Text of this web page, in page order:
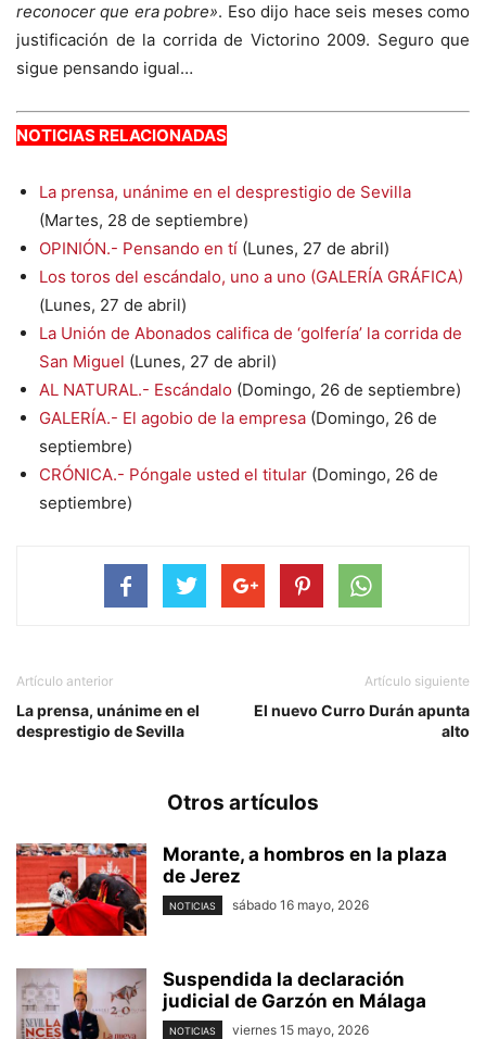
reconocer que era pobre». Eso dijo hace seis meses como
justificación de la corrida de Victorino 2009. Seguro que
sigue pensando igual…
NOTICIAS RELACIONADAS
La prensa, unánime en el desprestigio de Sevilla
(Martes, 28 de septiembre)
OPINIÓN.- Pensando en tí (Lunes, 27 de abril)
Los toros del escándalo, uno a uno (GALERÍA GRÁFICA)
(Lunes, 27 de abril)
La Unión de Abonados califica de ‘golfería’ la corrida de
San Miguel (Lunes, 27 de abril)
AL NATURAL.- Escándalo (Domingo, 26 de septiembre)
GALERÍA.- El agobio de la empresa (Domingo, 26 de
septiembre)
CRÓNICA.- Póngale usted el titular (Domingo, 26 de
septiembre)
Artículo anterior
La prensa, unánime en el
desprestigio de Sevilla
Artículo siguiente
El nuevo Curro Durán apunta
alto
Otros artículos
Morante, a hombros en la plaza
de Jerez
NOTICIAS sábado 16 mayo, 2026
Suspendida la declaración
judicial de Garzón en Málaga
NOTICIAS viernes 15 mayo, 2026